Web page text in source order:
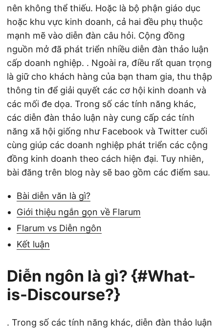
nên không thể thiếu. Hoặc là bộ phận giáo dục
hoặc khu vực kinh doanh, cả hai đều phụ thuộc
mạnh mẽ vào diễn đàn câu hỏi. Cộng đồng
nguồn mở đã phát triển nhiều diễn đàn thảo luận
cấp doanh nghiệp. . Ngoài ra, điều rất quan trọng
là giữ cho khách hàng của bạn tham gia, thu thập
thông tin để giải quyết các cơ hội kinh doanh và
các mối đe dọa. Trong số các tính năng khác,
các diễn đàn thảo luận này cung cấp các tính
năng xã hội giống như Facebook và Twitter cuối
cùng giúp các doanh nghiệp phát triển các cộng
đồng kinh doanh theo cách hiện đại. Tuy nhiên,
bài đăng trên blog này sẽ bao gồm các điểm sau.
Bài diễn văn là gì?
Giới thiệu ngắn gọn về Flarum
Flarum vs Diễn ngôn
Kết luận
Diễn ngôn là gì? {#What-
is-Discourse?}
. Trong số các tính năng khác, diễn đàn thảo luận